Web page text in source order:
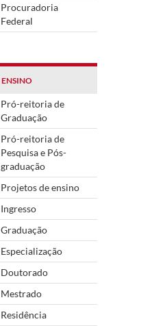
Procuradoria
Federal
ENSINO
Pró-reitoria de
Graduação
Pró-reitoria de
Pesquisa e Pós-
graduação
Projetos de ensino
Ingresso
Graduação
Especialização
Doutorado
Mestrado
Residência